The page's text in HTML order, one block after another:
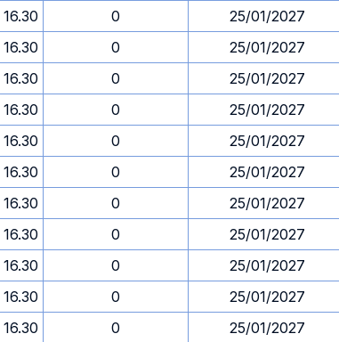
16.30 0
25/01/2027
16.30 0
25/01/2027
16.30 0
25/01/2027
16.30 0
25/01/2027
16.30 0
25/01/2027
16.30 0
25/01/2027
16.30 0
25/01/2027
16.30 0
25/01/2027
16.30 0
25/01/2027
16.30 0
25/01/2027
16.30 0
25/01/2027